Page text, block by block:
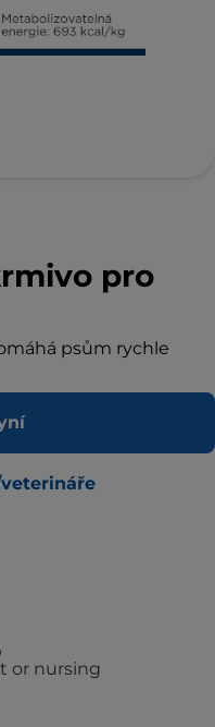
pro
psům rychle
or nursing